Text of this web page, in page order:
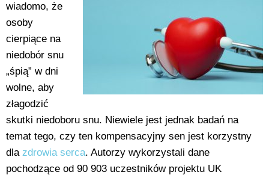
wiadomo, że
osoby
cierpiące na
niedobór snu
„śpią” w dni
wolne, aby
złagodzić
skutki niedoboru snu. Niewiele jest jednak badań na
temat tego, czy ten kompensacyjny sen jest korzystny
dla zdrowia serca. Autorzy wykorzystali dane
pochodzące od 90 903 uczestników projektu UK